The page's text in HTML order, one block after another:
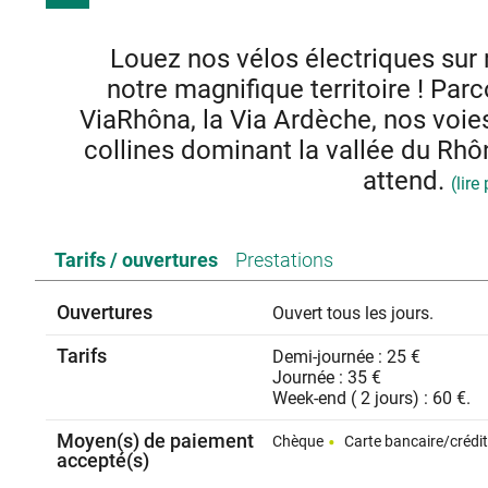
Louez nos vélos électriques
notre magnifique territoire !
ViaRhôna, la Via Ardèche, nos
collines dominant la vallée du
attend. (lire
Depuis 2024 : Nous avons pensez aux familles avec
nous proposons une remorque pour qu'ils puissent
paysages incroyables de
Vos ados de 8 - 12 ans ne seront pas en reste,
Tarifs / ouvertures Prestations
Ouvertures Ouvert tous les jours.
Tarifs
Demi-journée : 25 €
Journée : 35 €
Week-end ( 2 jours) : 60 €.
Moyen(s) de paiement
accepté(s)
Chèque Carte bancaire/crédit